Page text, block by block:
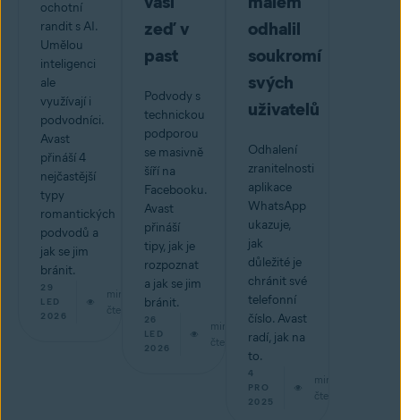
ochotní
randit s AI.
Umělou
inteligenci
ale
využívají i
podvodníci.
Avast
přináší 4
nejčastější
typy
romantických
podvodů a
jak se jim
bránit.
29
LED
2026
min
čtení
zeď v
past
Podvody s
technickou
podporou
se masivně
šíří na
Facebooku.
Avast
přináší
tipy, jak je
rozpoznat
a jak se jim
bránit.
26
LED
2026
min
čtení
odhalil
soukromí
svých
uživatelů
Odhalení
zranitelnosti
aplikace
WhatsApp
ukazuje,
jak
důležité je
chránit své
telefonní
číslo. Avast
radí, jak na
to.
4
PRO
2025
min
čtení